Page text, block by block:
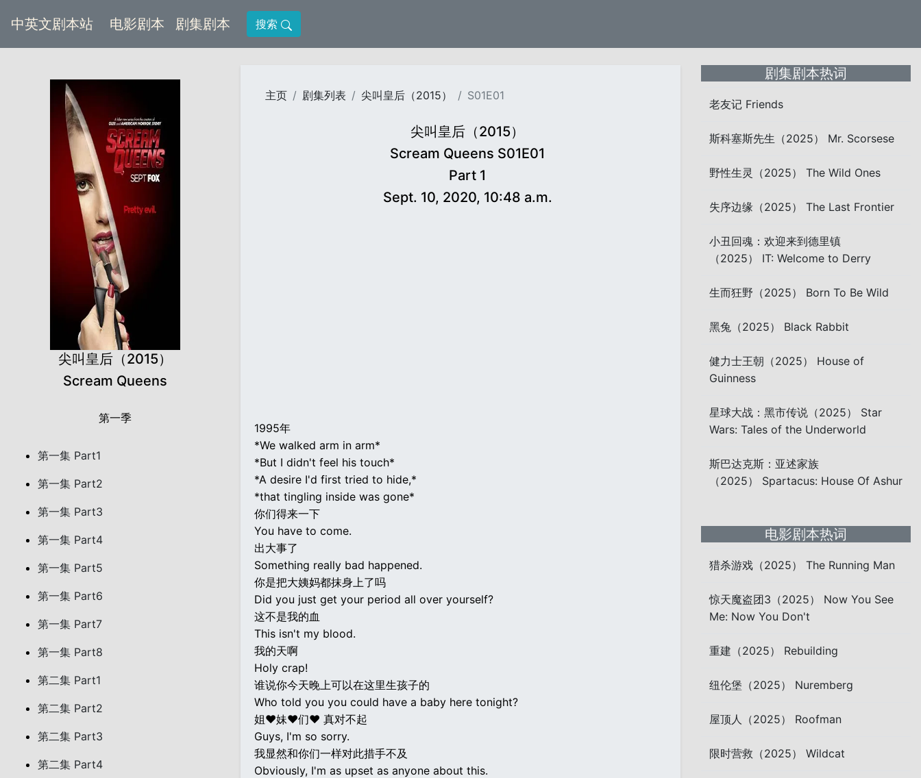
中英文剧本站 电影剧本 (current)
剧集剧本 (current)
搜索
尖叫皇后（2015）
Scream Queens
第一季
第一集 Part1
第一集 Part2
第一集 Part3
第一集 Part4
第一集 Part5
第一集 Part6
第一集 Part7
第一集 Part8
第二集 Part1
第二集 Part2
第二集 Part3
第二集 Part4
主页 剧集列表 尖叫皇后（2015） S01E01
尖叫皇后（2015）
Scream Queens S01E01
Part 1
Sept. 10, 2020, 10:48 a.m.
1995年
*We walked arm in arm*
*But I didn't feel his touch*
*A desire I'd first tried to hide,*
*that tingling inside was gone*
你们得来一下
You have to come.
出大事了
Something really bad happened.
你是把大姨妈都抹身上了吗
Did you just get your period all over yourself?
这不是我的血
This isn't my blood.
我的天啊
Holy crap!
谁说你今天晚上可以在这里生孩子的
Who told you you could have a baby here tonight?
姐♥妹♥们♥ 真对不起
Guys, I'm so sorry.
我显然和你们一样对此措手不及
Obviously, I'm as upset as anyone about this.
剧集剧本热词
老友记 Friends
斯科塞斯先生（2025） Mr. Scorsese
野性生灵（2025） The Wild Ones
失序边缘（2025） The Last Frontier
小丑回魂：欢迎来到德里镇
（2025） IT: Welcome to Derry
生而狂野（2025） Born To Be Wild
黑兔（2025） Black Rabbit
健力士王朝（2025） House of
Guinness
星球大战：黑市传说（2025） Star
Wars: Tales of the Underworld
斯巴达克斯：亚述家族
（2025） Spartacus: House Of Ashur
电影剧本热词
猎杀游戏（2025） The Running Man
惊天魔盗团3（2025） Now You See
Me: Now You Don't
重建（2025） Rebuilding
纽伦堡（2025） Nuremberg
屋顶人（2025） Roofman
限时营救（2025） Wildcat